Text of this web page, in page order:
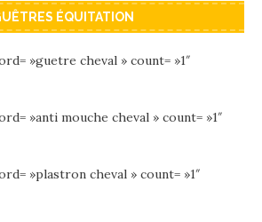
ÉQUITATION
»guetre cheval » count= »1″
»anti mouche cheval » count= »1″
»plastron cheval » count= »1″